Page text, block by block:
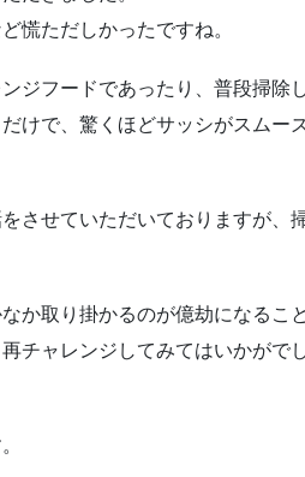
慌ただしかったですね。
ジフードであったり、普段掃除
けで、驚くほどサッシがスムー
させていただいておりますが、
か取り掛かるのが億劫になるこ
チャレンジしてみてはいかがで